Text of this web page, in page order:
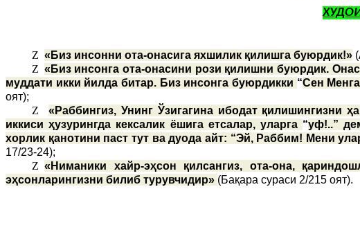
Z «Биз инсонни ота-онасига яхшилик қилишга буюрдик!»
Z «Биз инсонга ота-онасини рози қилишни буюрдик.
муддати икки йилда битар. Биз инсонга буюрдикки “Сен
оят);
Z
«Раббингиз, Унинг Ўзигагина ибодат қилишингизни
иккиси ҳузурингда кексалик ёшига етсалар, уларга “уф!..”
хорлик қанотини паст тут ва дуода айт: “Эй, Раббим! Мени
17/23-24);
Z «Ниманики хайр-эҳсон қилсангиз, ота-она,
эҳсонларингизни билиб турувчидир» (Бақара сураси 2/215 оят).